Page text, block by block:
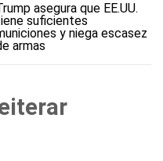
asegura que EE.UU.
suficientes
y niega escasez
armas